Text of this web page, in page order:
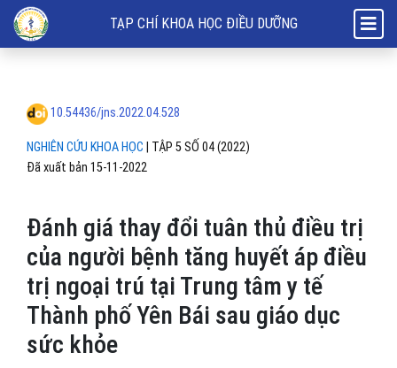
Đánh giá thay đổi tuân thủ điều trị của người bệnh tăng huyết áp
TẠP CHÍ KHOA HỌC ĐIỀU DƯỠNG
NGHIÊN CỨU KHOA HỌC TẬP 5 SỐ 04 (2022)
Đánh giá thay đổi tuân thủ điều trị
của người bệnh tăng huyết áp điều
trị ngoại trú tại Trung tâm y tế
Thành phố Yên Bái sau giáo dục
sức khỏe
10.54436/jns.2022.04.528
Đã xuất bản 15-11-2022